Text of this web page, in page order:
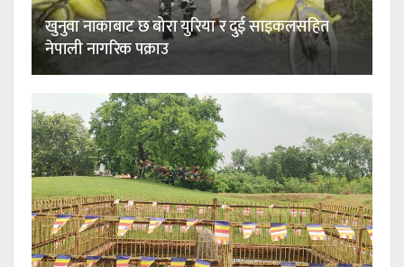
खुनुवा नाकाबाट छ बोरा युरिया र दुई साइकलसहित
नेपाली नागरिक पक्राउ